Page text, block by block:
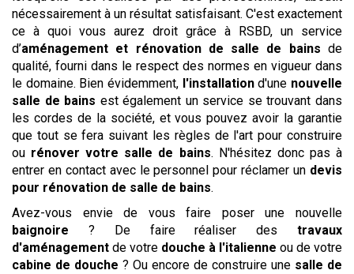
nécessairement à un résultat satisfaisant. C'est exactement
ce à quoi vous aurez droit grâce à RSBD, un service
d’aménagement et rénovation de salle de bains de
qualité, fourni dans le respect des normes en vigueur dans
le domaine. Bien évidemment, l'installationd'une nouvelle
salle de bains est également un service se trouvant dans
les cordes de la société, et vous pouvez avoir la garantie
que tout se fera suivant les règles de l'art pour construire
ou rénover votre salle de bains. N'hésitez donc pas à
entrer en contact avec le personnel pour réclamer un devis
pour rénovation de salle de bains.
Avez-vous envie de vous faire poser une nouvelle
baignoire ? De faire réaliser des travaux
d'aménagement de votre douche à l'italienne ou de votre
cabine de douche ? Ou encore de construire une salle de